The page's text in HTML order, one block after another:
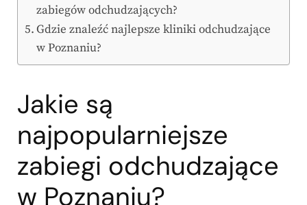
zabiegów odchudzających?
Gdzie znaleźć najlepsze kliniki odchudzające
w Poznaniu?
Jakie są
najpopularniejsze
zabiegi odchudzające
w Poznaniu?